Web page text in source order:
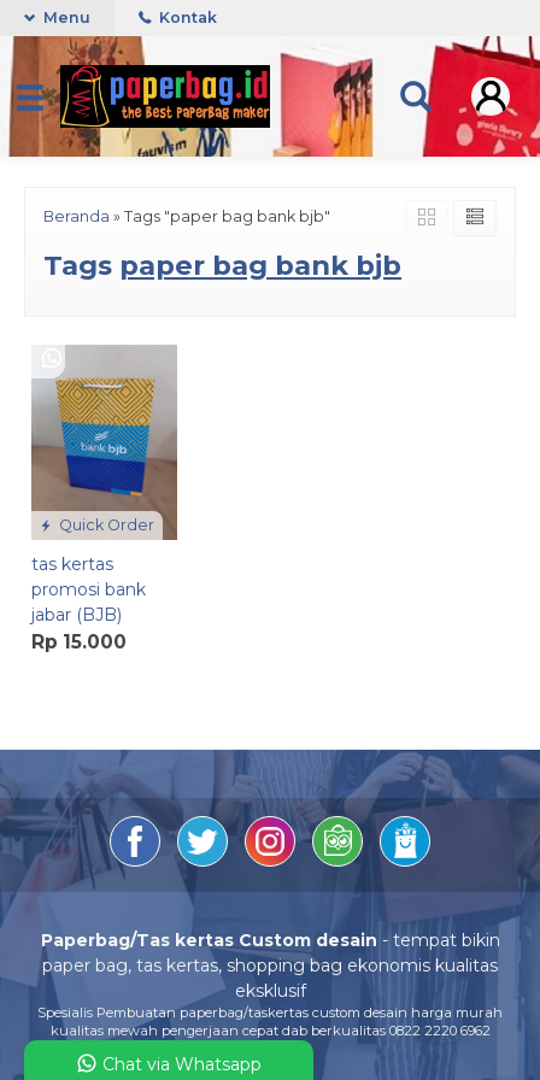
Menu Kontak
Beranda » Tags "paper bag bank bjb"
Tags paper bag bank bjb
Quick Order
tas kertas
promosi bank
jabar (BJB)
Rp 15.000
Paperbag/Tas kertas Custom desain - tempat bikin
paper bag, tas kertas, shopping bag ekonomis kualitas
eksklusif
Spesialis Pembuatan paperbag/taskertas custom desain harga murah
kualitas mewah pengerjaan cepat dab berkualitas 0822 2220 6962
Chat via Whatsapp